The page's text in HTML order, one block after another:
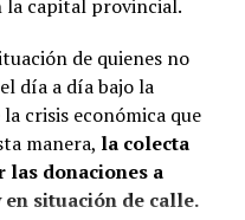
que tiene un pene
hecho que significó
Mario del Tránsito
se hacía e festival
importantes”, apunta
capital provincial.
de quienes no
día a día bajo la
crisis económica que
manera, la colecta
donaciones a
situación de calle.